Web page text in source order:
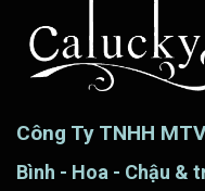
Công Ty TNHH
Bình - Hoa - Chậu &